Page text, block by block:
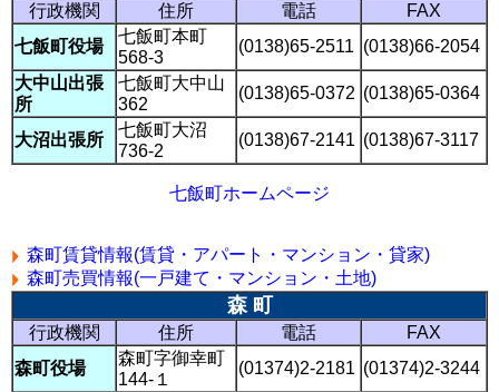
行政機関 住所 電話
FAX
七飯町役場
七飯町本町
568-3
(0138)65-2511 (0138)66-2054
大中山出張
所
七飯町大中山
362
(0138)65-0372 (0138)65-0364
大沼出張所
七飯町大沼
736-2
(0138)67-2141 (0138)67-3117
七飯町ホームページ
森町賃貸情報(賃貸・アパート・マンション・貸家)
森町売買情報(一戸建て・マンション・土地)
森 町
行政機関 住所 電話
FAX
森町役場
森町字御幸町
144-１
(01374)2-2181 (01374)2-3244